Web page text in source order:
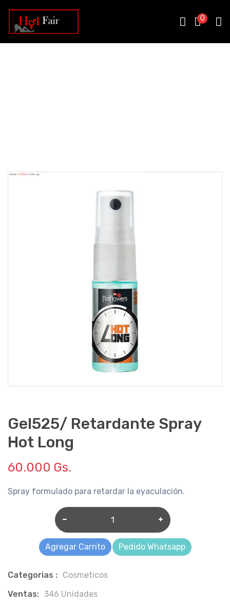
0
Gel525/ Retardante Spray
Hot Long
60.000 Gs.
Spray formulado para retardar la eyaculación.
Agregar Carrito Pedido Whatsapp
Categorias :
Cosmeticos
Ventas: 346 Unidades